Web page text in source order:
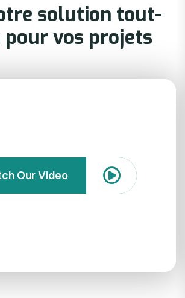
solution tout-
pour vos projets
Our Video